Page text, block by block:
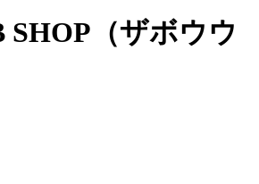
（ザボウウ